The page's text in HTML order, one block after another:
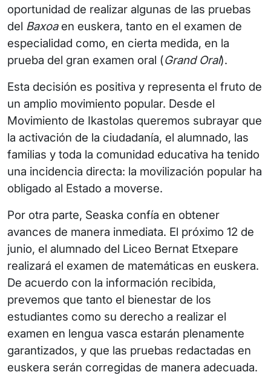
oportunidad de realizar algunas de las pruebas
del Baxoa en euskera, tanto en el examen de
especialidad como, en cierta medida, en la
prueba del gran examen oral (Grand Oral).
Esta decisión es positiva y representa el fruto de
un amplio movimiento popular. Desde el
Movimiento de Ikastolas queremos subrayar que
la activación de la ciudadanía, el alumnado, las
familias y toda la comunidad educativa ha tenido
una incidencia directa: la movilización popular ha
obligado al Estado a moverse.
Por otra parte, Seaska confía en obtener
avances de manera inmediata. El próximo 12 de
junio, el alumnado del Liceo Bernat Etxepare
realizará el examen de matemáticas en euskera.
De acuerdo con la información recibida,
prevemos que tanto el bienestar de los
estudiantes como su derecho a realizar el
examen en lengua vasca estarán plenamente
garantizados, y que las pruebas redactadas en
euskera serán corregidas de manera adecuada.